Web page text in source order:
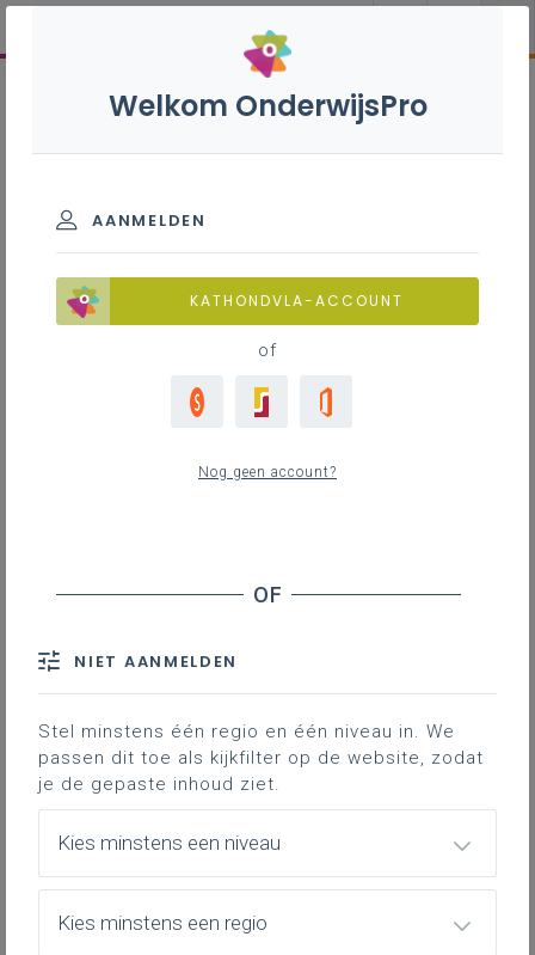
Welkom OnderwijsPro
AANMELDEN
KATHONDVLA-ACCOUNT
of
Nog geen account?
NIET AANMELDEN
Stel minstens één regio en één niveau in. We
passen dit toe als kijkfilter op de website, zodat
je de gepaste inhoud ziet.
Kies minstens een niveau
Kies minstens een regio